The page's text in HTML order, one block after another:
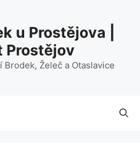
u Prostějova |
Prostějov
Želeč a Otaslavice